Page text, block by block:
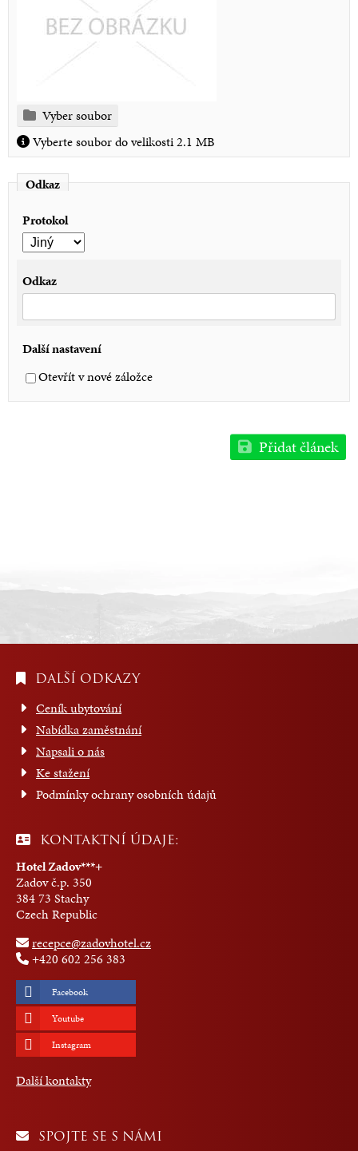
Vyber soubor
Vyberte soubor do velikosti 2.1 MB
Odkaz
Protokol
Odkaz
Další nastavení
Otevřít v nové záložce
Přidat článek
DALŠÍ ODKAZY
Ceník ubytování
Nabídka zaměstnání
Napsali o nás
Ke stažení
Podmínky ochrany osobních údajů
KONTAKTNÍ ÚDAJE:
Hotel Zadov***+
Zadov č.p. 350
384 73 Stachy
Czech Republic
recepce@zadovhotel.cz
+420 602 256 383
Facebook
Youtube
Instagram
Další kontakty
SPOJTE SE S NÁMI